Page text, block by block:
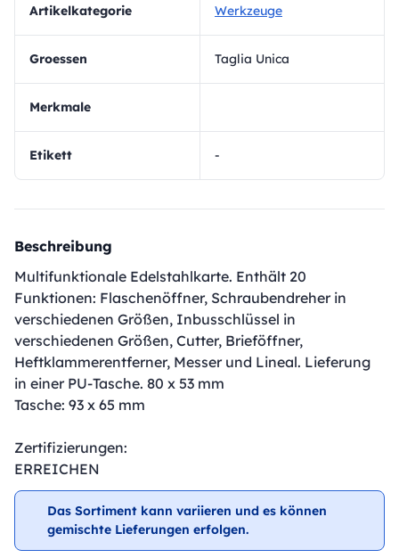
Artikelkategorie Werkzeuge
Groessen Taglia Unica
Merkmale
Etikett -
Beschreibung
Multifunktionale Edelstahlkarte. Enthält 20
Funktionen: Flaschenöffner, Schraubendreher in
verschiedenen Größen, Inbusschlüssel in
verschiedenen Größen, Cutter, Brieföffner,
Heftklammerentferner, Messer und Lineal. Lieferung
in einer PU-Tasche. 80 x 53 mm
Tasche: 93 x 65 mm
Zertifizierungen:
ERREICHEN
Das Sortiment kann variieren und es können
gemischte Lieferungen erfolgen.